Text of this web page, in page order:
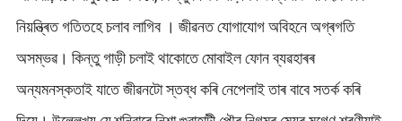
নিয়ন্ত্ৰিত গতিতহে চলাব লাগিব । জীৱনত যোগাযোগ অবিহনে অগ্ৰগতি
অসম্ভৱ। কিন্তু গাড়ী চলাই থাকোতে মোবাইল ফোন ব্যৱহাৰৰ
অন্যমনস্কতাই যাতে জীৱনটো স্তব্ধ কৰি নেপেলাই তাৰ বাবে সতৰ্ক কৰি